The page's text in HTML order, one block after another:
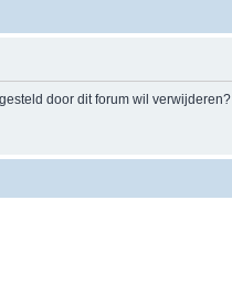
door dit forum wil verwijderen?